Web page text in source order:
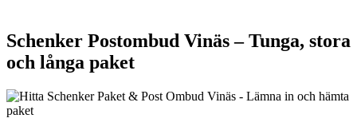
Schenker Postombud Vinäs – Tunga, stora
och långa paket